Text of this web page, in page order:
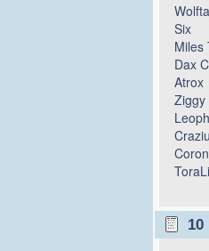
Six
Miles
Dax
Atrox
Ziggy
10